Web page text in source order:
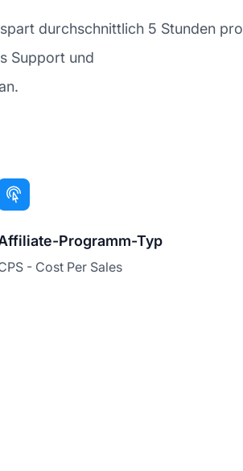
durchschnittlich 5 Stunden pro
Support und
Programm-Typ
- Cost Per Sales